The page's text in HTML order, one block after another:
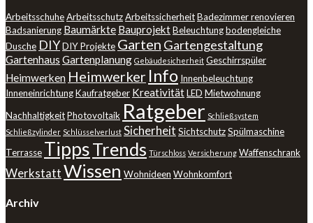
ArbeitsschuheArbeitsschutzArbeitssicherheitBadezimmer renovieren
Badsanierung Baumärkte BauprojektBeleuchtungbodengleiche
Dusche DIYDIY Projekte Garten Gartengestaltung
Gartenhaus Gartenplanung Gebäudesicherheit Geschirrspüler
Heimwerken Heimwerker Info Innenbeleuchtung
InneneinrichtungKaufratgeber KreativitätLED Mietwohnung
NachhaltigkeitPhotovoltaik Ratgeber Schließsystem
Schließzylinder Schlüsselverlust Sicherheit SichtschutzSpülmaschine
Terrasse TippsTrends Türschloss Versicherung Waffenschrank
WerkstattWissen Wohnideen Wohnkomfort
Archiv